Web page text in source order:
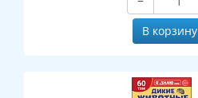
В корзину